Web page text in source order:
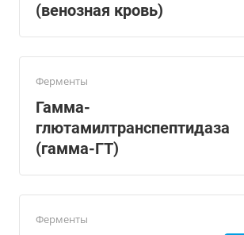
(венозная кровь)
Ферменты
Гамма-
глютамилтранспептидаза
(гамма-ГТ)
Ферменты